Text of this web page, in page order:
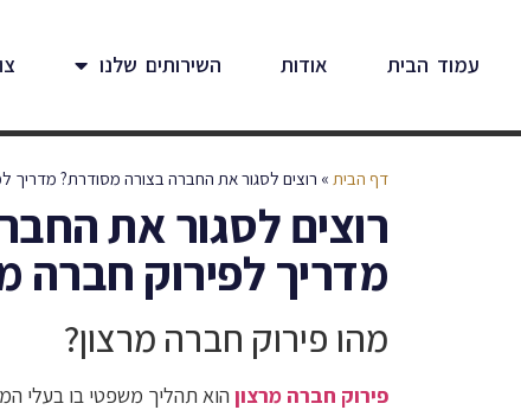
עמוד הבית אודות השירותים שלנו
דף הבית » רוצים לסגור את החברה בצורה מסודרת? מדריך
רוצים לסגור את
מדריך לפירוק חברה
מהו פירוק חברה מרצון?
פירוק חברה מרצון הוא תהליך משפטי בו בעלי